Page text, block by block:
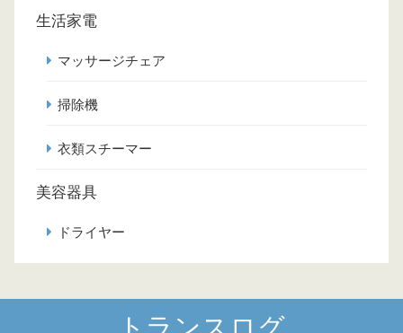
生活家電
マッサージチェア
掃除機
衣類スチーマー
美容器具
ドライヤー